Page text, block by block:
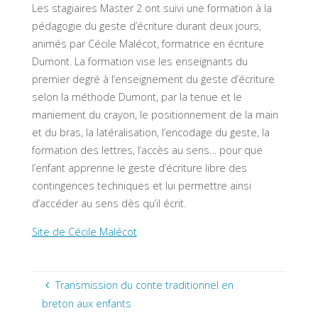
Les stagiaires Master 2 ont suivi une formation à la
pédagogie du geste d’écriture durant deux jours,
animés par Cécile Malécot, formatrice en écriture
Dumont. La formation vise les enseignants du
premier degré à l’enseignement du geste d’écriture
selon la méthode Dumont, par la tenue et le
maniement du crayon, le positionnement de la main
et du bras, la latéralisation, l’encodage du geste, la
formation des lettres, l’accès au sens… pour que
l’enfant apprenne le geste d’écriture libre des
contingences techniques et lui permettre ainsi
d’accéder au sens dès qu’il écrit.
Site de Cécile Malécot
Transmission du conte traditionnel en
breton aux enfants